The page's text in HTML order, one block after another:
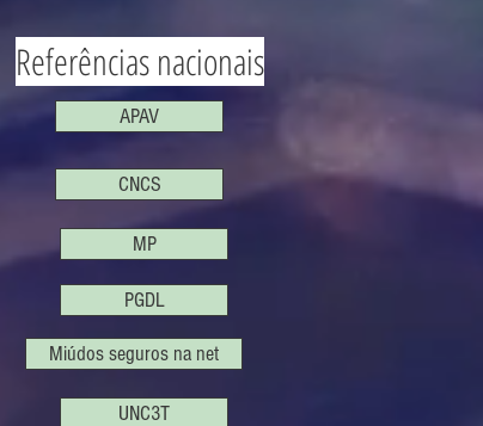
Referências nacionais
APAV
CNCS
MP
PGDL
Miúdos seguros na net
UNC3T